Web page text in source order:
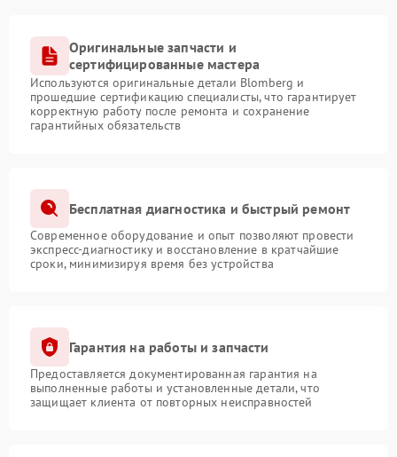
Оригинальные запчасти и
сертифицированные мастера
Используются оригинальные детали Blomberg и
прошедшие сертификацию специалисты, что гарантирует
корректную работу после ремонта и сохранение
гарантийных обязательств
Бесплатная диагностика и быстрый ремонт
Современное оборудование и опыт позволяют провести
экспресс-диагностику и восстановление в кратчайшие
сроки, минимизируя время без устройства
Гарантия на работы и запчасти
Предоставляется документированная гарантия на
выполненные работы и установленные детали, что
защищает клиента от повторных неисправностей